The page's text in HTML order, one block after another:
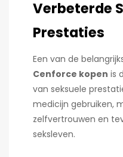
Verbeterde
Prestaties
Een van de
Cenforce kopen is
van seksuele
medicijn gebruiken,
zelfvertrouwen en
seksleven.